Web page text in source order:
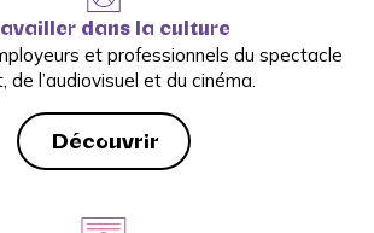
dans la culture
et professionnels du spectacle
de l’audiovisuel et du cinéma.
Découvrir